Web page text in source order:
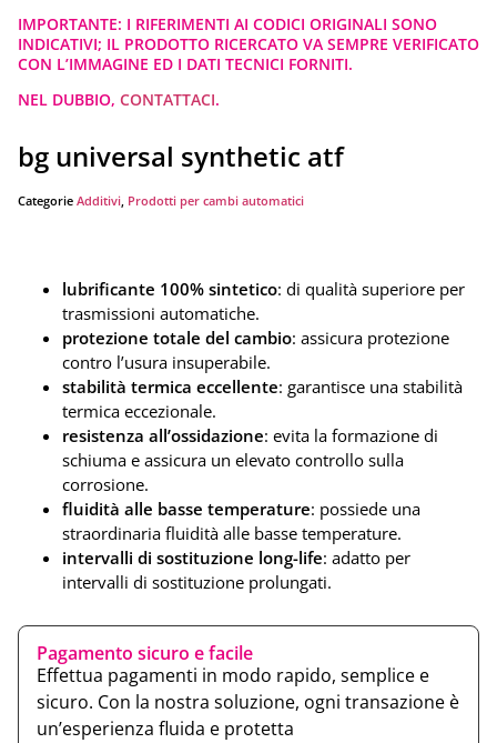
IMPORTANTE: I RIFERIMENTI AI CODICI ORIGINALI SONO
INDICATIVI; IL PRODOTTO RICERCATO VA SEMPRE VERIFICATO
CON L’IMMAGINE ED I DATI TECNICI FORNITI.
NEL DUBBIO, CONTATTACI.
bg universal synthetic atf
Categorie Additivi, Prodotti per cambi automatici
lubrificante 100% sintetico: di qualità superiore per
trasmissioni automatiche.
protezione totale del cambio: assicura protezione
contro l’usura insuperabile.
stabilità termica eccellente: garantisce una stabilità
termica eccezionale.
resistenza all’ossidazione: evita la formazione di
schiuma e assicura un elevato controllo sulla
corrosione.
fluidità alle basse temperature: possiede una
straordinaria fluidità alle basse temperature.
intervalli di sostituzione long-life: adatto per
intervalli di sostituzione prolungati.
Pagamento sicuro e facile
Effettua pagamenti in modo rapido, semplice e
sicuro. Con la nostra soluzione, ogni transazione è
un’esperienza fluida e protetta